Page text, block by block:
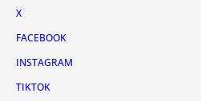
X
FACEBOOK
INSTAGRAM
TIKTOK